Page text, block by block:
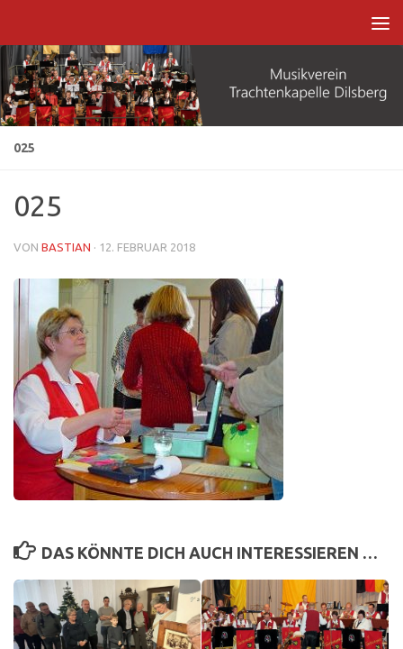
025
025
VON BASTIAN · 12. FEBRUAR 2018
DAS KÖNNTE DICH AUCH INTERESSIEREN …